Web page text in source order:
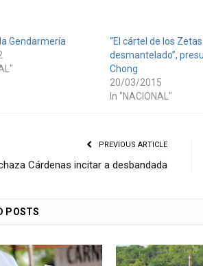
Gendarmería
“El cártel de los
desmantelado”,
Chong
20/03/2015
In "NACIONAL"
PREVIOUS ARTICLE
Cárdenas incitar a desbandada
POSTS